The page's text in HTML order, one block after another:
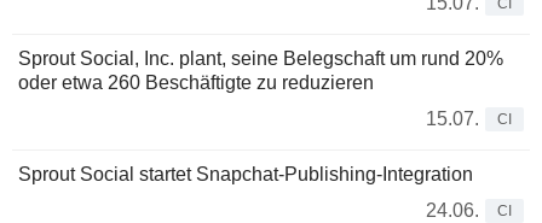
CI
Sprout Social, Inc. plant, seine Belegschaft um rund 20%
oder etwa 260 Beschäftigte zu reduzieren
15.07.
CI
Sprout Social startet Snapchat-Publishing-Integration
24.06.
CI